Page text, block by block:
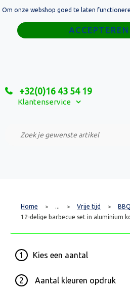
+32(0)16 43 54 19
Klantenservice
Home
Relatiegeschenken
Custom Made Projecten
Home > ... > Vrije tijd > BBQ
12-delige barbecue set in aluminium
1 Kies een aantal
2 Aantal kleuren opdruk
Om onze webshop goed te laten